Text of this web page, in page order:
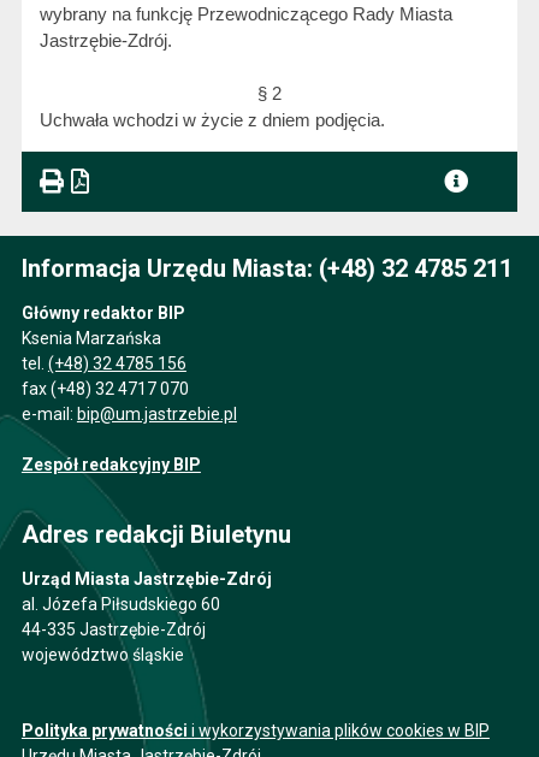
wybrany na funkcję Przewodniczącego Rady Miasta
Jastrzębie-Zdrój.
§ 2
Uchwała wchodzi w życie z dniem podjęcia.
Informacja Urzędu Miasta: (+48) 32 4785 211
Główny redaktor BIP
Ksenia Marzańska
tel. (+48) 32 4785 156
fax (+48) 32 4717 070
e-mail: bip@um.jastrzebie.pl
Zespół redakcyjny BIP
Adres redakcji Biuletynu
Urząd Miasta Jastrzębie-Zdrój
al. Józefa Piłsudskiego 60
44-335 Jastrzębie-Zdrój
województwo śląskie
Polityka prywatności i wykorzystywania plików cookies w BIP